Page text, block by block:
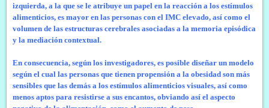
izquierda, a la que se le atribuye un papel en la reacción a los estímulos
alimenticios, es mayor en las personas con el IMC elevado, así como el
volumen de las estructuras cerebrales asociadas a la memoria episódica
y la mediación contextual.
En consecuencia, según los investigadores, es posible diseñar un modelo
según el cual las personas que tienen propensión a la obesidad son más
sensibles que las demás a los estímulos alimenticios visuales, así como
menos aptos para resistirse a sus encantos, obviando así el aspecto